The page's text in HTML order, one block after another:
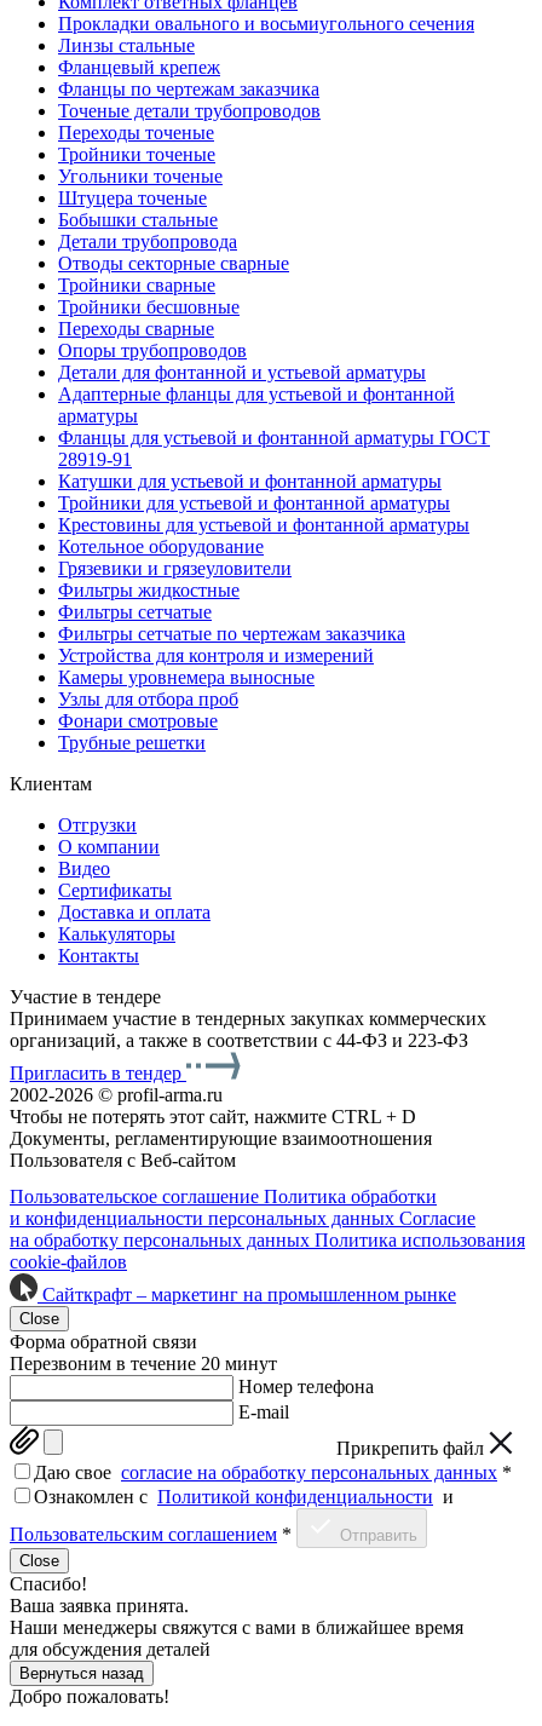
Прокладки овального и восьмиугольного сечения
Линзы стальные
Фланцевый крепеж
Фланцы по чертежам заказчика
Точеные детали трубопроводов
Переходы точеные
Тройники точеные
Угольники точеные
Штуцера точеные
Бобышки стальные
Детали трубопровода
Отводы секторные сварные
Тройники сварные
Тройники бесшовные
Переходы сварные
Опоры трубопроводов
Детали для фонтанной и устьевой арматуры
Адаптерные фланцы для устьевой и фонтанной
арматуры
Фланцы для устьевой и фонтанной арматуры ГОСТ
28919-91
Катушки для устьевой и фонтанной арматуры
Тройники для устьевой и фонтанной арматуры
Крестовины для устьевой и фонтанной арматуры
Котельное оборудование
Грязевики и грязеуловители
Фильтры жидкостные
Фильтры сетчатые
Фильтры сетчатые по чертежам заказчика
Устройства для контроля и измерений
Камеры уровнемера выносные
Узлы для отбора проб
Фонари смотровые
Трубные решетки
Клиентам
Отгрузки
О компании
Видео
Сертификаты
Доставка и оплата
Калькуляторы
Контакты
Участие в тендере
Принимаем участие в тендерных закупках коммерческих
организаций, а также в соответствии с 44-ФЗ и 223-ФЗ
Пригласить в тендер
2002-2026 © profil-arma.ru
Чтобы не потерять этот сайт, нажмите CTRL + D
Документы, регламентирующие взаимоотношения
Пользователя с Веб-сайтом
Пользовательское соглашение Политика обработки
и конфиденциальности персональных данных Согласие
на обработку персональных данных Политика использования
cookie-файлов
Сайткрафт – маркетинг на промышленном рынке
Close
Форма обратной связи
Перезвоним в течение 20 минут
Номер телефона
E-mail
Прикрепить файл
Даю свое согласие на обработку персональных данных *
Ознакомлен c Политикой конфиденциальности и
Пользовательским соглашением *
Отправить
Close
Спасибо!
Ваша заявка принята.
Наши менеджеры свяжутся с вами в ближайшее время
для обсуждения деталей
Вернуться назад
Добро пожаловать!